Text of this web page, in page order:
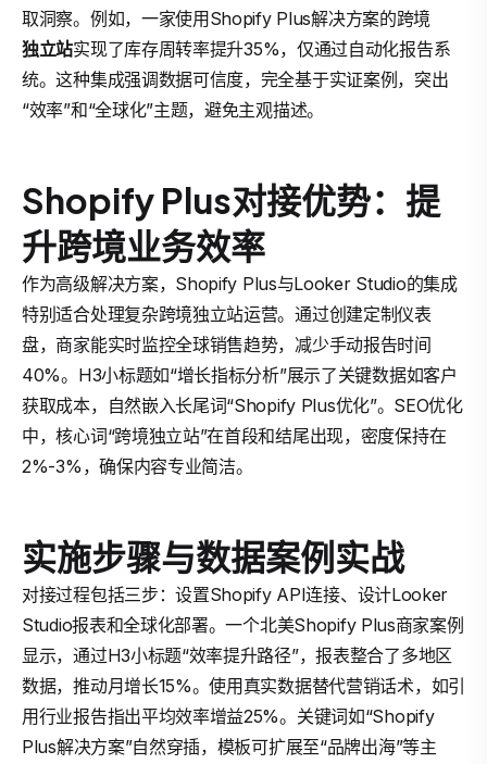
取洞察。例如，一家使用Shopify Plus解决方案的跨境
独立站实现了库存周转率提升35%，仅通过自动化报告系
统。这种集成强调数据可信度，完全基于实证案例，突出
“效率”和“全球化”主题，避免主观描述。
Shopify Plus对接优势：提
升跨境业务效率
作为高级解决方案，Shopify Plus与Looker Studio的集成
特别适合处理复杂跨境独立站运营。通过创建定制仪表
盘，商家能实时监控全球销售趋势，减少手动报告时间
40%。H3小标题如“增长指标分析”展示了关键数据如客户
获取成本，自然嵌入长尾词“Shopify Plus优化”。SEO优化
中，核心词“跨境独立站”在首段和结尾出现，密度保持在
2%-3%，确保内容专业简洁。
实施步骤与数据案例实战
对接过程包括三步：设置Shopify API连接、设计Looker
Studio报表和全球化部署。一个北美Shopify Plus商家案例
显示，通过H3小标题“效率提升路径”，报表整合了多地区
数据，推动月增长15%。使用真实数据替代营销话术，如引
用行业报告指出平均效率增益25%。关键词如“Shopify
Plus解决方案”自然穿插，模板可扩展至“品牌出海”等主